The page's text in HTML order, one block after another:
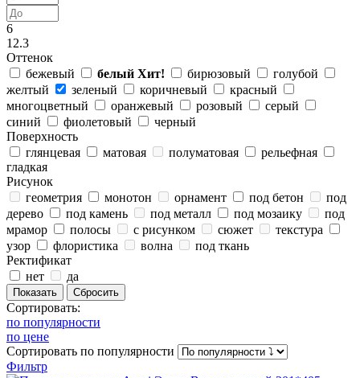
6
12.3
Оттенок
бежевый
белый Хит! бирюзовый
голубой
желтый
зеленый коричневый
красный
многоцветный
оранжевый розовый
серый
синий
фиолетовый
черный
Поверхность
глянцевая
матовая полуматовая
рельефная
гладкая
Рисунок
геометрия
монотон орнамент под бетон
под
дерево
под камень под металл под мозаику
под
мрамор
полосы с рисунком сюжет
текстура
узор
флористика волна
под ткань
Ректификат
нет
да
Сортировать:
по популярности
по цене
Сортировать по популярности
Фильтр